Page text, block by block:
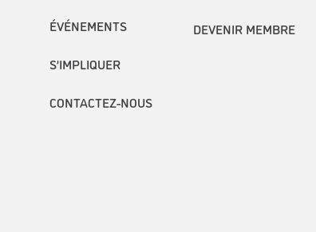
ÉVÉNEMENTS
S’IMPLIQUER
CONTACTEZ-NOUS
DEVENIR MEMBRE